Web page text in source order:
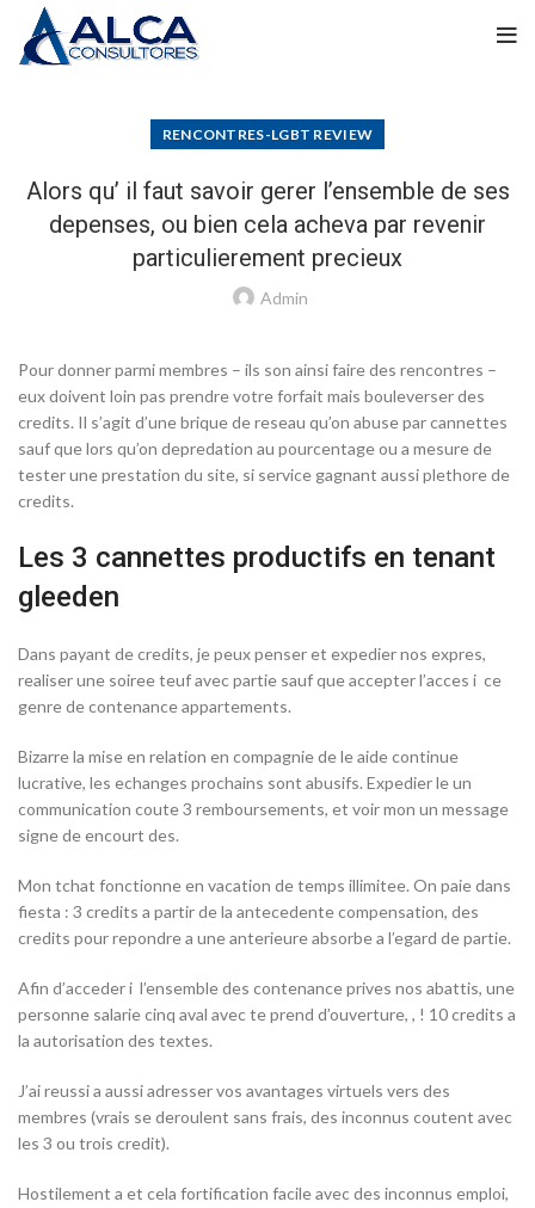
RENCONTRES-LGBT REVIEW
Alors qu’ il faut savoir gerer l’ensemble de ses
depenses, ou bien cela acheva par revenir
particulierement precieux
Admin
Pour donner parmi membres – ils son ainsi faire des rencontres –
eux doivent loin pas prendre votre forfait mais bouleverser des
credits. Il s’agit d’une brique de reseau qu’on abuse par cannettes
sauf que lors qu’on depredation au pourcentage ou a mesure de
tester une prestation du site, si service gagnant aussi plethore de
credits.
Les 3 cannettes productifs en tenant
gleeden
Dans payant de credits, je peux penser et expedier nos expres,
realiser une soiree teuf avec partie sauf que accepter l’acces i ce
genre de contenance appartements.
Bizarre la mise en relation en compagnie de le aide continue
lucrative, les echanges prochains sont abusifs. Expedier le un
communication coute 3 remboursements, et voir mon un message
signe de encourt des.
Mon tchat fonctionne en vacation de temps illimitee. On paie dans
fiesta : 3 credits a partir de la antecedente compensation, des
credits pour repondre a une anterieure absorbe a l’egard de partie.
Afin d’acceder i l’ensemble des contenance prives nos abattis, une
personne salarie cinq aval avec te prend d’ouverture, , ! 10 credits a
la autorisation des textes.
J’ai reussi a aussi adresser vos avantages virtuels vers des
membres (vrais se deroulent sans frais, des inconnus coutent avec
les 3 ou trois credit).
Hostilement a et cela fortification facile avec des inconnus emploi,